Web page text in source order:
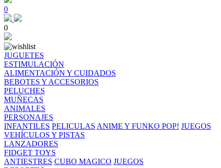
0
0
JUGUETES
ESTIMULACIÓN
ALIMENTACIÓN Y CUIDADOS
BEBOTES Y ACCESORIOS
PELUCHES
MUÑECAS
ANIMALES
PERSONAJES
INFANTILES PELICULAS ANIME Y FUNKO POP! JUEGOS
VEHÍCULOS Y PISTAS
LANZADORES
FIDGET TOYS
ANTIESTRES CUBO MAGICO JUEGOS